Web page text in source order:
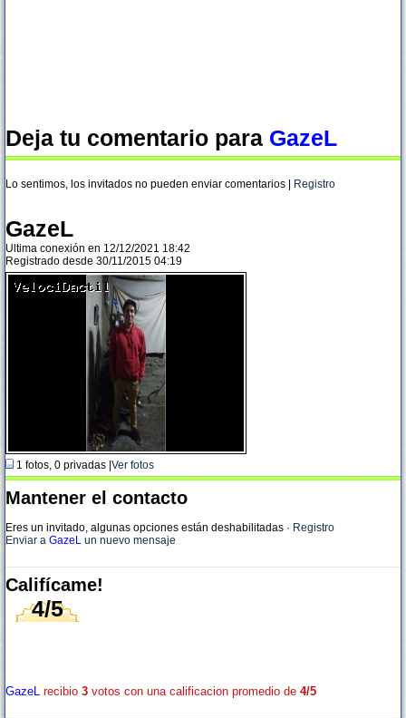
Deja tu comentario para GazeL
Lo sentimos, los invitados no pueden enviar comentarios | Registro
GazeL
Ultima conexión en 12/12/2021 18:42
Registrado desde 30/11/2015 04:19
1 fotos, 0 privadas | Ver fotos
Mantener el contacto
Eres un invitado, algunas opciones están deshabilitadas · Registro
Enviar a GazeL un nuevo mensaje
Califícame!
4/5
GazeL recibio 3 votos con una calificacion promedio de 4/5